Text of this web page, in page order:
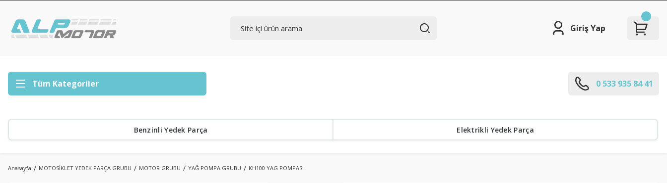
Giriş Yap
Tüm Kategoriler 0 533 935 84 41
Benzinli Yedek Parça Elektrikli Yedek Parça
Anasayfa MOTOSİKLET YEDEK PARÇA GRUBU MOTOR GRUBU YAĞ POMPA GRUBU KH100 YAG POMPASI